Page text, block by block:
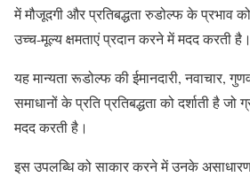
में मौजूदगी और प्रतिबद्धता रुडोल्फ के प्रभाव
उच्च-मूल्य क्षमताएं प्रदान करने में मदद करती है।
यह मान्यता रूडोल्फ की ईमानदारी, नवाचार,
समाधानों के प्रति प्रतिबद्धता को दर्शाती है
मदद करती है।
इस उपलब्धि को साकार करने में उनके